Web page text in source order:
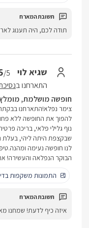
תודה לכם, היה תענוג
שגיא לוי
/5
התארחנו ב
חופשה מושלמת,
צימר נפלא!התארחנו
להפוך את החופשה ללא
נוף גלילי פלאי, בריכה
שבקצפת היתה ליהי,
לנו חופשה נעימה
הבוקר הנפלאה והעשירה!
התמונות משקפות
איזה כיף לדעת! שמחנו